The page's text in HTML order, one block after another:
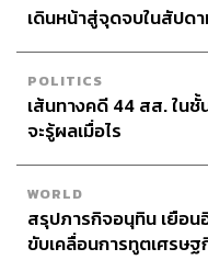
ความร่วมมือครั้งนี้จึงไ
เป็นการสร้างเครือข่าย
ประสบการณ์การท่องเ
ความต้องการของนักท่อ
สิทธิพิเศษเหนือระดั
ประสบการณ์สุดประทั
เดินหน้าสู่จุดจบในสัปด
POLITICS
เส้นทางคดี 44 สส. ใน
จะรู้ผลเมื่อไร
WORLD
สรุปภารกิจอนุทิน เยือน
ขับเคลื่อนการทูตเศรษฐ